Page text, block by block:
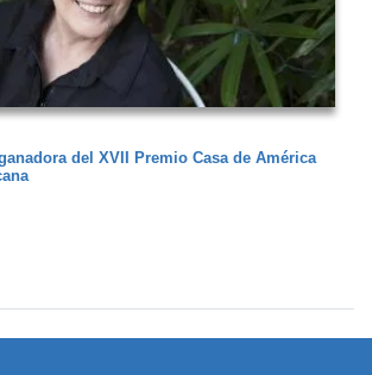
del XVII Premio Casa de América